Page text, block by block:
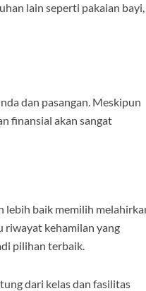
lain seperti pakaian bayi,
dan pasangan. Meskipun
finansial akan sangat
lebih baik memilih
riwayat kehamilan yang
pilihan terbaik.
dari kelas dan fasilitas